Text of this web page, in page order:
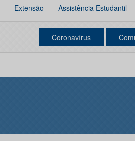
Extensão Assistência Estudantil
Coronavírus